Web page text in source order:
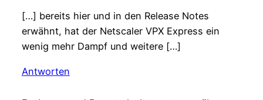
[…] bereits hier und in den Release Notes
erwähnt, hat der Netscaler VPX Express ein
wenig mehr Dampf und weitere […]
Antworten